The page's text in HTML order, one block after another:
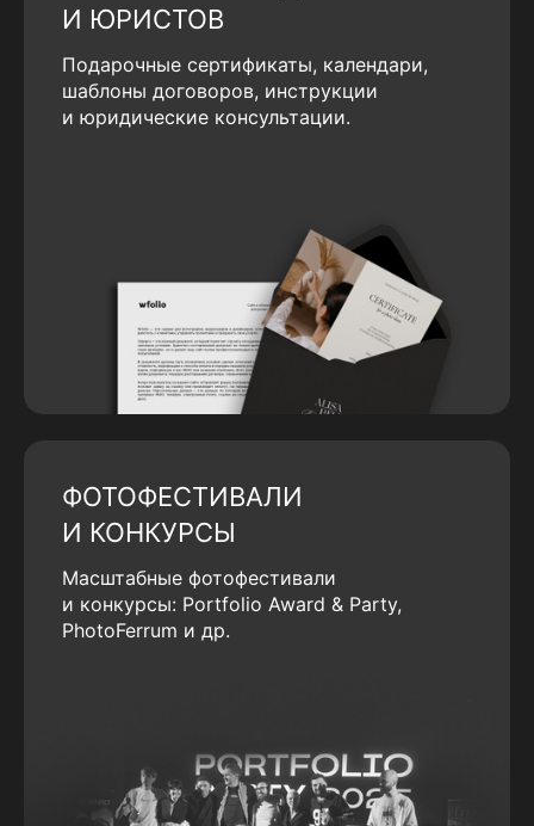
И ЮРИСТОВ
Подарочные сертификаты, календари,
шаблоны договоров, инструкции
и юридические консультации.
ФОТОФЕСТИВАЛИ
И КОНКУРСЫ
Масштабные фотофестивали
и конкурсы: Portfolio Award & Party,
PhotoFerrum и др.